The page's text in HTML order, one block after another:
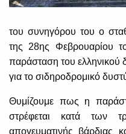
του συνηγόρου του ο
της 28ης Φεβρουαρίου
παράσταση του ελληνικού
για το σιδηροδρομικό
Θυμίζουμε πως η
στρέφεται κατά των
απογευματινής βάρδιας